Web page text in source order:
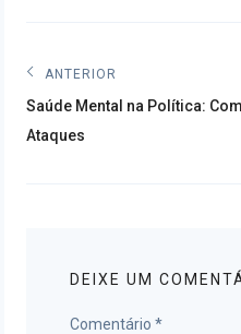
Navegação
de
Post
ANTERIOR
Post
anterior:
Saúde Mental na Política:
Ataques
DEIXE UM
Comentário *